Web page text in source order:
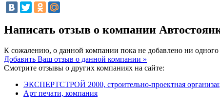
Написать отзыв о компании
К сожалению, о данной компании пока не добавлено ни одного
Добавить Ваш отзыв о данной компании »
Смотрите отзывы о других компаниях на сайте:
ЭКСПЕРТСТРОЙ 2000, строительно-проектная
Арт печати, компания